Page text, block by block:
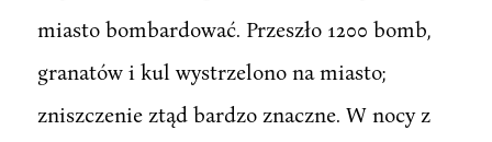
miasto bombardować. Przeszło 1200 bomb,
granatów i kul wystrzelono na miasto;
zniszczenie ztąd bardzo znaczne. W nocy z